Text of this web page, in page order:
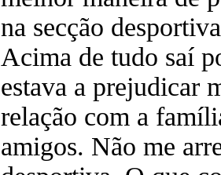
na secção
Acima de tudo saí
estava a prejudicar
relação com a
amigos. Não me